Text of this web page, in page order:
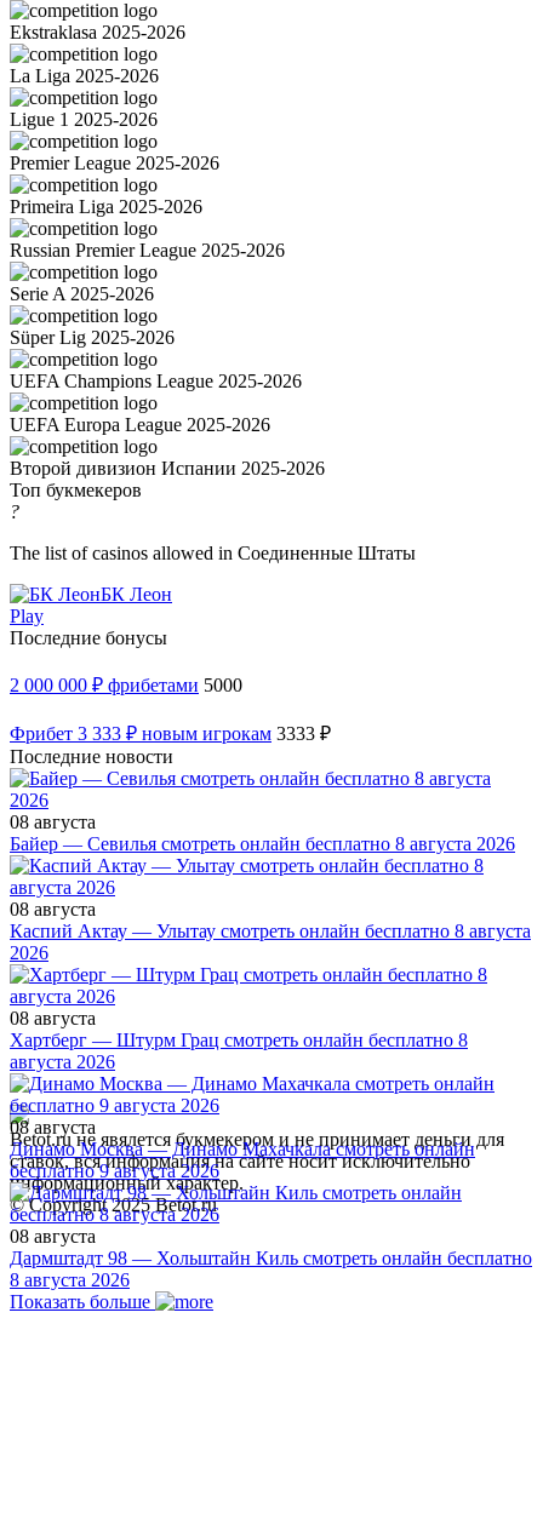
Ekstraklasa 2025-2026
La Liga 2025-2026
Ligue 1 2025-2026
Premier League 2025-2026
Primeira Liga 2025-2026
Russian Premier League 2025-2026
Serie A 2025-2026
Süper Lig 2025-2026
UEFA Champions League 2025-2026
UEFA Europa League 2025-2026
Второй дивизион Испании 2025-2026
Топ букмекеров
?
The list of casinos allowed in Соединенные Штаты
БК Леон
Play
Последние бонусы
2 000 000 ₽ фрибетами 5000
Фрибет 3 333 ₽ новым игрокам 3333 ₽
Последние новости
08 августа
Байер — Севилья смотреть онлайн бесплатно 8 августа 2026
08 августа
Каспий Актау — Улытау смотреть онлайн бесплатно 8 августа
2026
08 августа
Хартберг — Штурм Грац смотреть онлайн бесплатно 8
августа 2026
08 августа
Динамо Москва — Динамо Махачкала смотреть онлайн
бесплатно 9 августа 2026
08 августа
Дармштадт 98 — Хольштайн Киль смотреть онлайн бесплатно
8 августа 2026
Показать больше
Betot.ru не явялется букмекером и не принимает деньги для
ставок, вся информация на сайте носит исключительно
информационный характер.
© Copyright 2025 Betot.ru